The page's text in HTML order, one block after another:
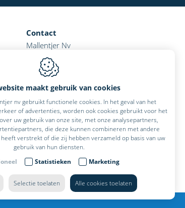
Contact
Mallentjer Nv
Mechelstraat 24
1851 Humbeek
België
T:+32 2 255 10 70
E: info@mallentjer.com
maakt gebruik van cookies
nv gebruikt functionele cookies. In het geval van het
of advertenties, worden ook cookies gebruikt voor het
uw gebruik van onze site, met onze analysepartners,
die deze kunnen combineren met andere
verstrekt of die zij hebben verzameld op basis van uw
gebruik van hun diensten.
Statistieken Marketing
Selectie toelaten Alle cookies toelaten